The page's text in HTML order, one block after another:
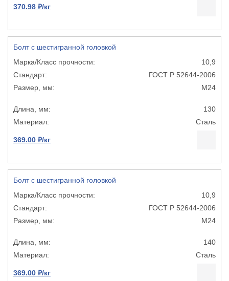
370.98 ₽/кг
Болт с шестигранной головкой
10,9
ГОСТ Р 52644-2006
М24
130
Сталь
369.00 ₽/кг
Болт с шестигранной головкой
10,9
ГОСТ Р 52644-2006
М24
140
Сталь
369.00 ₽/кг